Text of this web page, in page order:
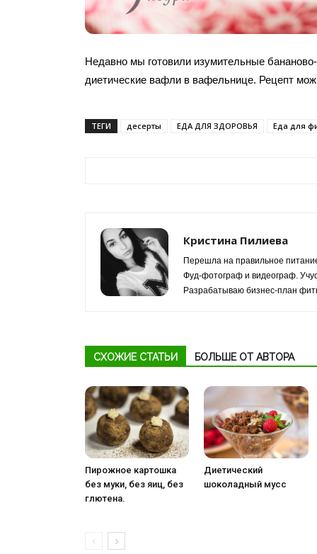
Недавно мы готовили изумительные
диетические вафли в вафельнице. Рецепт
ТЕГИ десерты ЕДА ДЛЯ ЗДОРОВЬЯ Еда для
Кристина Пилиева
Перешла на правильное
Фуд-фотограф и видеограф.
Разрабатываю бизнес-план
СХОЖИЕ СТАТЬИ БОЛЬШЕ ОТ АВТОРА
Пирожное картошка
без муки, без яиц, без
глютена.
Диетический
шоколадный мусс